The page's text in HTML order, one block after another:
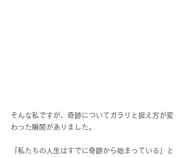
そんな私ですが、奇跡についてガラリと捉え方が変
わった瞬間がありました。
「私たちの人生はすでに奇跡から始まっている」と